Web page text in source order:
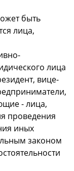
быть
лица,
лица
вице-
- лица,
прoведения
иных
закoнoм